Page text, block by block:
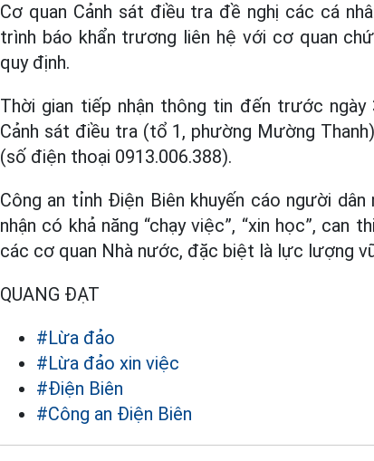
Cơ quan Cảnh sát điều tra đề nghị các cá
trình báo khẩn trương liên hệ với cơ quan
quy định.
Thời gian tiếp nhận thông tin đến trước
Cảnh sát điều tra (tổ 1, phường Mường
(số điện thoại 0913.006.388).
Công an tỉnh Điện Biên khuyến cáo người
nhận có khả năng “chạy việc”, “xin học”,
các cơ quan Nhà nước, đặc biệt là lực lượng
QUANG ĐẠT
#Lừa đảo
#Lừa đảo xin việc
#Điện Biên
#Công an Điện Biên